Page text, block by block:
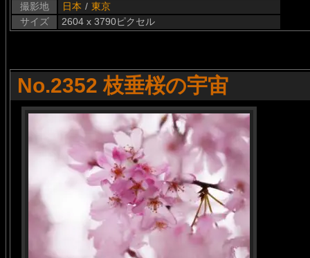
撮影地
日本 / 東京
サイズ
2604 x 3790ピクセル
No.2352 枝垂桜の宇宙